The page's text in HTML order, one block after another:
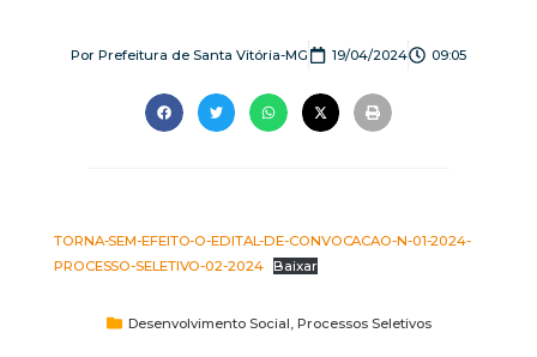
Por Prefeitura de Santa Vitória-MG 19/04/2024 09:05
TORNA-SEM-EFEITO-O-EDITAL-DE-CONVOCACAO-N-01-2024-
PROCESSO-SELETIVO-02-2024
Baixar
Desenvolvimento Social Processos Seletivos